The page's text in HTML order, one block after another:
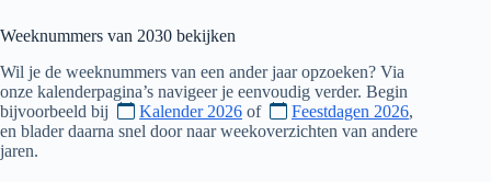
Weeknummers van 2030 bekijken
Wil je de weeknummers van een ander jaar opzoeken? Via
onze kalenderpagina’s navigeer je eenvoudig verder. Begin
bijvoorbeeld bij
Kalender 2026 of Feestdagen 2026,
en blader daarna snel door naar weekoverzichten van andere
jaren.